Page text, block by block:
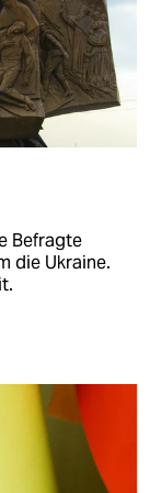
Befragte
die Ukraine.